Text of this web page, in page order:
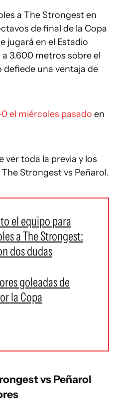
a The Strongest en
de final de la Copa
jugará en el Estadio
a 3.600 metros sobre el
defiede una ventaja de
el miércoles pasado en
ver toda la previa y los
Strongest vs Peñarol.
el equipo para
a The Strongest:
dos dudas
goleadas de
la Copa
vs Peñarol